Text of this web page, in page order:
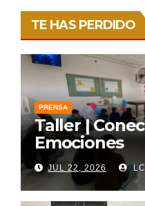
TE HAS PERDIDO
PRENSA
Taller |
Emociones
JUL 22, 2026